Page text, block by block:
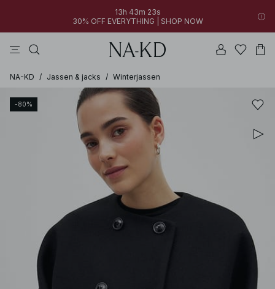
13h 43m 23s
30% OFF EVERYTHING | SHOP NOW
NA-KD / Jassen & jacks / Winterjassen
-80%